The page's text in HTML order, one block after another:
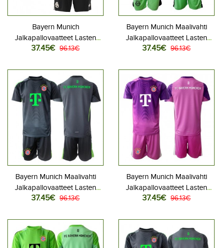
Bayern Munich
Jalkapallovaatteet Lasten
Kolmas peliasu 2025-26
housut)
37.45€ 96.13€
Bayern Munich Maalivahti
Jalkapallovaatteet Lasten
Kotipeliasu 2025-26
housut)
37.45€ 96.13€
Bayern Munich Maalivahti
Jalkapallovaatteet Lasten
Vieraspeliasu 2025-26
housut)
37.45€ 96.13€
Bayern Munich Maalivahti
Jalkapallovaatteet Lasten
Kolmas peliasu 2025-26
housut)
37.45€ 96.13€